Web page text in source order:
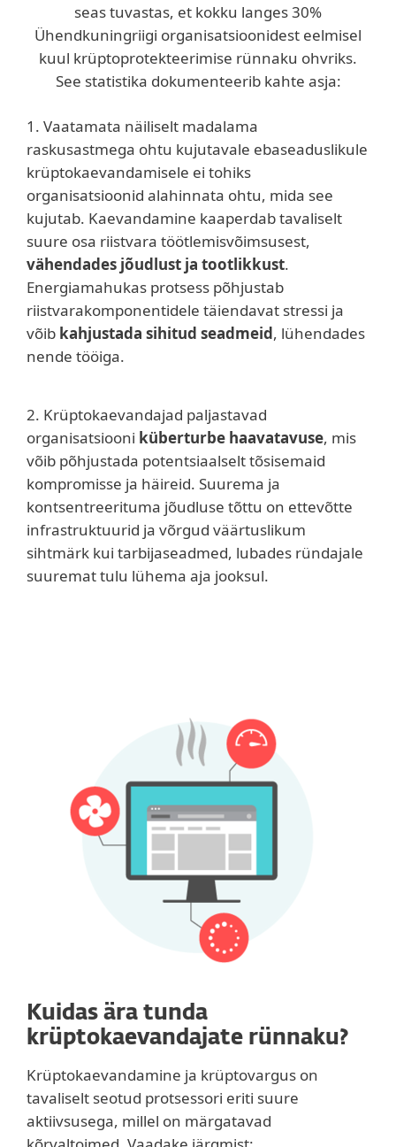
seas tuvastas, et kokku langes 30%
Ühendkuningriigi organisatsioonidest eelmisel
kuul krüptoprotekteerimise rünnaku ohvriks.
See statistika dokumenteerib kahte asja:
1. Vaatamata näiliselt madalama
raskusastmega ohtu kujutavale ebaseaduslikule
krüptokaevandamisele ei tohiks
organisatsioonid alahinnata ohtu, mida see
kujutab. Kaevandamine kaaperdab tavaliselt
suure osa riistvara töötlemisvõimsusest,
vähendades jõudlust ja tootlikkust.
Energiamahukas protsess põhjustab
riistvarakomponentidele täiendavat stressi ja
võib kahjustada sihitud seadmeid, lühendades
nende tööiga.
2. Krüptokaevandajad paljastavad
organisatsiooni küberturbe haavatavuse, mis
võib põhjustada potentsiaalselt tõsisemaid
kompromisse ja häireid. Suurema ja
kontsentreerituma jõudluse tõttu on ettevõtte
infrastruktuurid ja võrgud väärtuslikum
sihtmärk kui tarbijaseadmed, lubades ründajale
suuremat tulu lühema aja jooksul.
Kuidas ära tunda
krüptokaevandajate rünnaku?
Krüptokaevandamine ja krüptovargus on
tavaliselt seotud protsessori eriti suure
aktiivsusega, millel on märgatavad